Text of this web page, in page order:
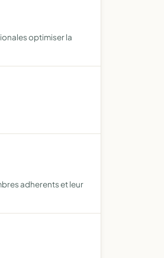
optimiser la
adherents et leur